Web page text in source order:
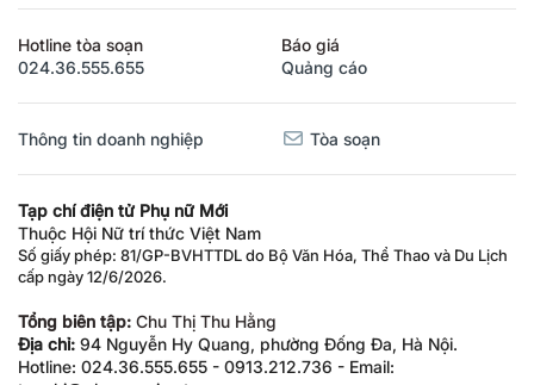
Hotline tòa soạn
024.36.555.655
Báo giá
Quảng cáo
Thông tin doanh nghiệp Tòa soạn
Tạp chí điện tử Phụ nữ Mới
Thuộc Hội Nữ trí thức Việt Nam
Số giấy phép: 81/GP-BVHTTDL do Bộ Văn Hóa, Thể Thao và Du Lịch
cấp ngày 12/6/2026.
Tổng biên tập: Chu Thị Thu Hằng
Địa chỉ: 94 Nguyễn Hy Quang, phường Đống Đa, Hà Nội.
Hotline: 024.36.555.655 - 0913.212.736 - Email: